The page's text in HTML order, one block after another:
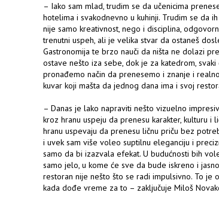
– Iako sam mlad, trudim se da učenicima
hotelima i svakodnevno u kuhinji. Trudim se da
nije samo kreativnost, nego i disciplina,
trenutni uspeh, ali je velika stvar da ostaneš
Gastronomija te brzo nauči da ništa ne dolazi
ostave nešto iza sebe, dok je za katedrom, svaki
pronađemo način da prenesemo i znanje i
kuvar koji mašta da jednog dana ima i svoj
– Danas je lako napraviti nešto vizuelno
kroz hranu uspeju da prenesu karakter, kulturu
hranu uspevaju da prenesu ličnu priču bez
i uvek sam više voleo suptilnu eleganciju i
samo da bi izazvala efekat. U budućnosti bih
samo jelo, u kome će sve da bude iskreno i
restoran nije nešto što se radi impulsivno. To je
kada dođe vreme za to – zaključuje Miloš